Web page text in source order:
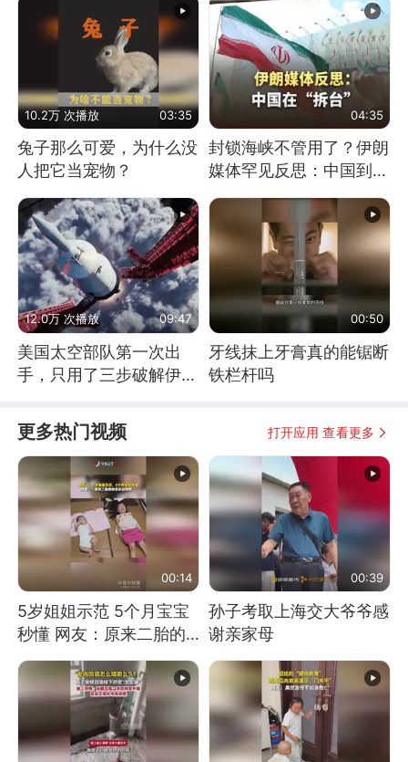
10.2万 次播放 03:35
兔子那么可爱，为什么没
人把它当宠物？
04:35
封锁海峡不管用了？伊朗
媒体罕见反思：中国到底
12.0万 次播放 09:47
美国太空部队第一次出
手，只用了三步破解伊朗
00:50
牙线抹上牙膏真的能锯断
铁栏杆吗
更多热门视频 打开应用 查看更多
00:14
5岁姐姐示范 5个月宝宝
秒懂 网友：原来二胎的
快乐长这样
00:39
孙子考取上海交大爷爷感
谢亲家母